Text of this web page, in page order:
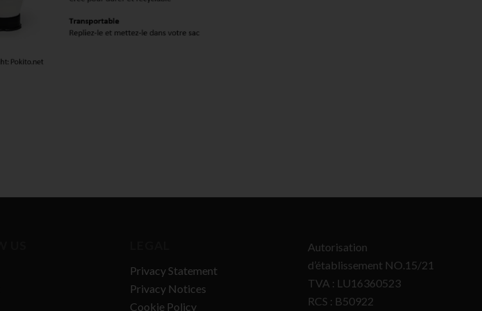
Privacy Statement
Privacy Notices
Cookie Policy
Autorisation
d’établissement NO.15/21
TVA : LU16360523
RCS : B50922